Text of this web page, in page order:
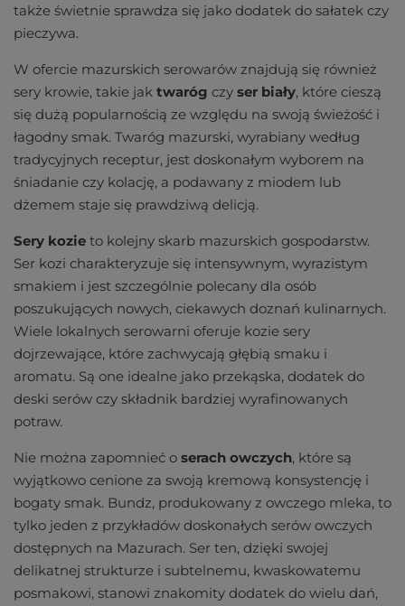
także świetnie sprawdza się jako dodatek do sałatek czy
pieczywa.
W ofercie mazurskich serowarów znajdują się również
sery krowie, takie jak twaróg czy ser biały, które cieszą
się dużą popularnością ze względu na swoją świeżość i
łagodny smak. Twaróg mazurski, wyrabiany według
tradycyjnych receptur, jest doskonałym wyborem na
śniadanie czy kolację, a podawany z miodem lub
dżemem staje się prawdziwą delicją.
Sery kozie to kolejny skarb mazurskich gospodarstw.
Ser kozi charakteryzuje się intensywnym, wyrazistym
smakiem i jest szczególnie polecany dla osób
poszukujących nowych, ciekawych doznań kulinarnych.
Wiele lokalnych serowarni oferuje kozie sery
dojrzewające, które zachwycają głębią smaku i
aromatu. Są one idealne jako przekąska, dodatek do
deski serów czy składnik bardziej wyrafinowanych
potraw.
Nie można zapomnieć o serach owczych, które są
wyjątkowo cenione za swoją kremową konsystencję i
bogaty smak. Bundz, produkowany z owczego mleka, to
tylko jeden z przykładów doskonałych serów owczych
dostępnych na Mazurach. Ser ten, dzięki swojej
delikatnej strukturze i subtelnemu, kwaskowatemu
posmakowi, stanowi znakomity dodatek do wielu dań,